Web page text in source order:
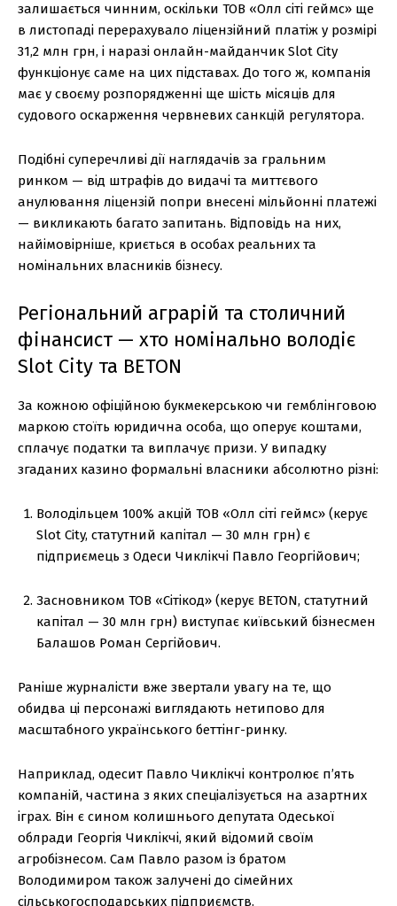
залишається чинним, оскільки ТОВ «Олл сіті геймс» ще
в листопаді перерахувало ліцензійний платіж у розмірі
31,2 млн грн, і наразі онлайн-майданчик Slot City
функціонує саме на цих підставах. До того ж, компанія
має у своєму розпорядженні ще шість місяців для
судового оскарження червневих санкцій регулятора.
Подібні суперечливі дії наглядачів за гральним
ринком — від штрафів до видачі та миттєвого
анулювання ліцензій попри внесені мільйонні платежі
— викликають багато запитань. Відповідь на них,
найімовірніше, криється в особах реальних та
номінальних власників бізнесу.
Регіональний аграрій та столичний
фінансист — хто номінально володіє
Slot City та BETON
За кожною офіційною букмекерською чи гемблінговою
маркою стоїть юридична особа, що оперує коштами,
сплачує податки та виплачує призи. У випадку
згаданих казино формальні власники абсолютно різні:
Володільцем 100% акцій ТОВ «Олл сіті геймс» (керує
Slot City, статутний капітал — 30 млн грн) є
підприємець з Одеси Чиклікчі Павло Георгійович;
Засновником ТОВ «Сітікод» (керує BETON, статутний
капітал — 30 млн грн) виступає київський бізнесмен
Балашов Роман Сергійович.
Раніше журналісти вже звертали увагу на те, що
обидва ці персонажі виглядають нетипово для
масштабного українського беттінг-ринку.
Наприклад, одесит Павло Чиклікчі контролює п’ять
компаній, частина з яких спеціалізується на азартних
іграх. Він є сином колишнього депутата Одеської
облради Георгія Чиклікчі, який відомий своїм
агробізнесом. Сам Павло разом із братом
Володимиром також залучені до сімейних
сільськогосподарських підприємств.